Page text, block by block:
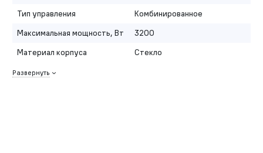
Тип управления
Комбинированное
Максимальная мощность, Вт
3200
Материал корпуса
Стекло
Развернуть